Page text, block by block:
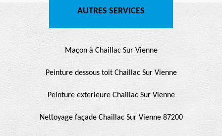
AUTRES SERVICES
Maçon à Chaillac Sur Vienne
Peinture dessous toit Chaillac Sur Vienne
Peinture exterieure Chaillac Sur Vienne
Nettoyage façade Chaillac Sur Vienne 87200